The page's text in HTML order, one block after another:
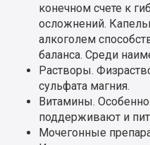
конечном счете к
осложнений.
алкоголем
баланса. Среди
Растворы.
сульфата магния.
Витамины.
поддерживают и
Мочегонные